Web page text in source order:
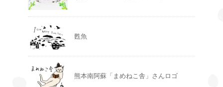
甦魚
熊本南阿蘇「まめねこ舎」さんロゴ